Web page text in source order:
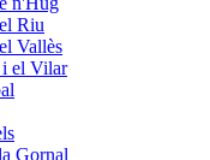
Riu
Vallès
i el Vilar
Gornal